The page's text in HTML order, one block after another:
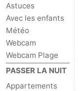
Mantelingen
Zoutelande
-
Nature
Walcherse
bos
-
Dishoek
-
Vlissingen
-
Astuces
Avec les enfants
Météo
Webcam
Webcam Plage
PASSER LA NUIT
Appartements